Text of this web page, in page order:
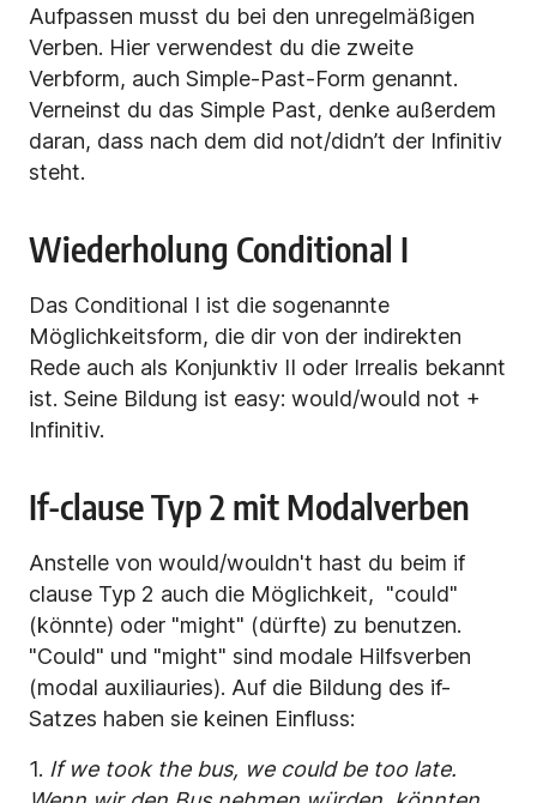
Aufpassen musst du bei den unregelmäßigen
Verben. Hier verwendest du die zweite
Verbform, auch Simple-Past-Form genannt.
Verneinst du das Simple Past, denke außerdem
daran, dass nach dem did not/didn’t der Infinitiv
steht.
Wiederholung Conditional I
Das Conditional I ist die sogenannte
Möglichkeitsform, die dir von der indirekten
Rede auch als Konjunktiv II oder Irrealis bekannt
ist. Seine Bildung ist easy: would/would not +
Infinitiv.
If-clause Typ 2 mit Modalverben
Anstelle von would/wouldn't hast du beim if
clause Typ 2 auch die Möglichkeit, "could"
(könnte) oder "might" (dürfte) zu benutzen.
"Could" und "might" sind modale Hilfsverben
(modal auxiliauries). Auf die Bildung des if-
Satzes haben sie keinen Einfluss:
1. If we took the bus, we could be too late.